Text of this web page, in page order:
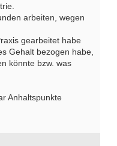
arbeiten, wegen
gearbeitet habe
Gehalt bezogen habe,
könnte bzw. was
Anhaltspunkte